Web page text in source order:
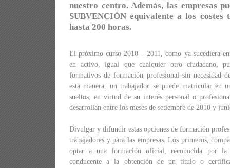
nuestro centro. Además, las empresas
SUBVENCIÓN equivalente a los costes
hasta 200 horas.
El próximo curso 2010 – 2011, como ya sucediera
en activo, igual que cualquier otro ciudadano,
formativos de formación profesional sin necesidad
esta manera, un trabajador se puede matricular en
sueltos, en virtud de su interés personal o
desarrollan entre los meses de setiembre de 2010 y
Divulgar y difundir estas opciones de formación
trabajadores y para las empresas. Los primeros,
optar a una formación oficial, reconocida por la
conducente a la obtención de un título o